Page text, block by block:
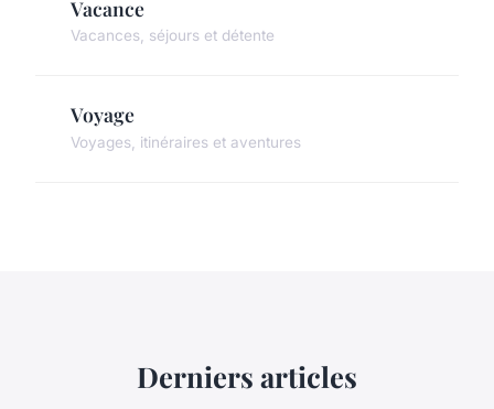
Vacance
Vacances, séjours et détente
Voyage
Voyages, itinéraires et aventures
Derniers articles